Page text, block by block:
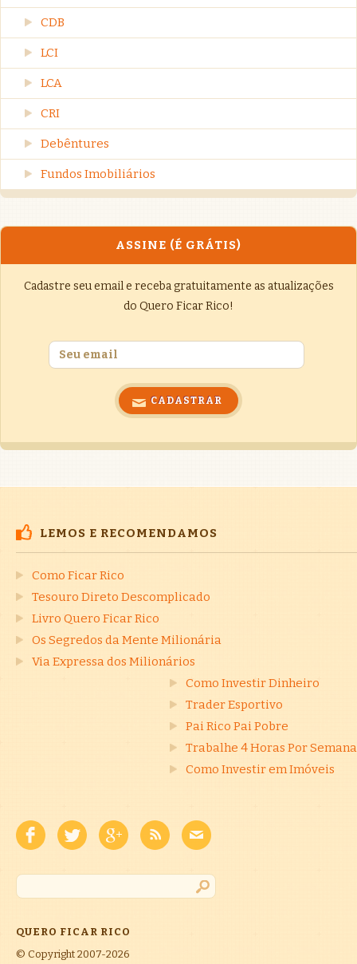
CDB
LCI
LCA
CRI
Debêntures
Fundos Imobiliários
ASSINE (É GRÁTIS)
Cadastre seu email e receba gratuitamente as atualizações
do Quero Ficar Rico!
LEMOS E RECOMENDAMOS
Como Ficar Rico
Tesouro Direto Descomplicado
Livro Quero Ficar Rico
Os Segredos da Mente Milionária
Via Expressa dos Milionários
Como Investir Dinheiro
Trader Esportivo
Pai Rico Pai Pobre
Trabalhe 4 Horas Por Semana
Como Investir em Imóveis
QUERO FICAR RICO
© Copyright 2007-2026